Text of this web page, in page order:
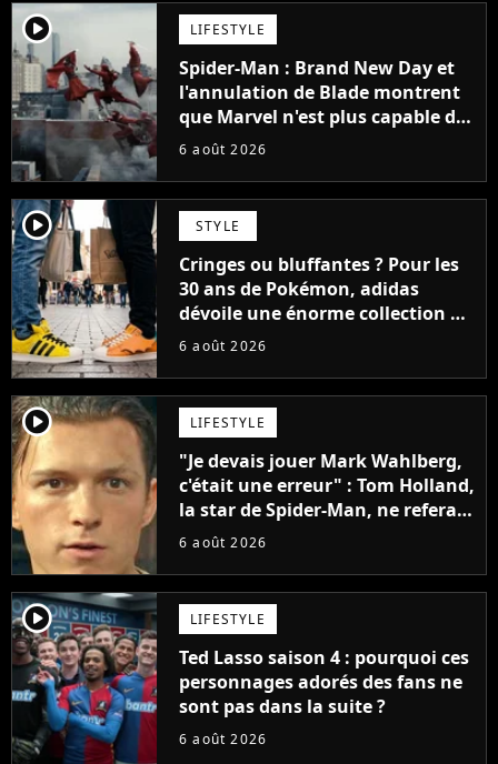
player2 LIFESTYLE
Spider-Man : Brand New Day et
l'annulation de Blade montrent
que Marvel n'est plus capable de
faire quoi que ce soit de simple
6 août 2026
player2 STYLE
Cringes ou bluffantes ? Pour les
30 ans de Pokémon, adidas
dévoile une énorme collection de
sneakers et je ne sais pas quoi en
6 août 2026
player2 LIFESTYLE
"Je devais jouer Mark Wahlberg,
c'était une erreur" : Tom Holland,
la star de Spider-Man, ne referait
pas ce blockbuster
6 août 2026
player2 LIFESTYLE
Ted Lasso saison 4 : pourquoi ces
personnages adorés des fans ne
sont pas dans la suite ?
6 août 2026